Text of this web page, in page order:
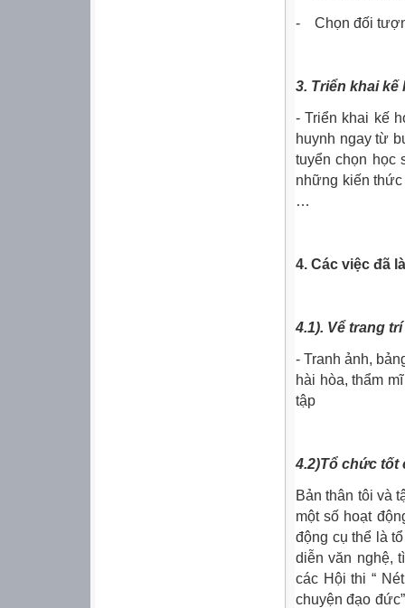
- Chọn đối
3. Triển khai kế
- Triển khai kế
huynh ngay từ
tuyển chọn học
những kiến
…
4. Các việc đã
4.1). Vể trang
- Tranh ảnh,
hài hòa, thẩm
tập
4.2)Tổ chức tốt
Bản thân tôi và
một số hoạt
động cụ thể là
diễn văn nghệ,
các Hội thi “
chuyện đạo